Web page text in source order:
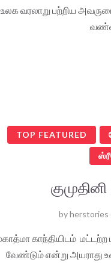
உலக வரலாறு பற்றிய
TOP FEATURED
byherstories
காந்தியிடம் மட்டற்ற
வேண்டும் என்று அயராது